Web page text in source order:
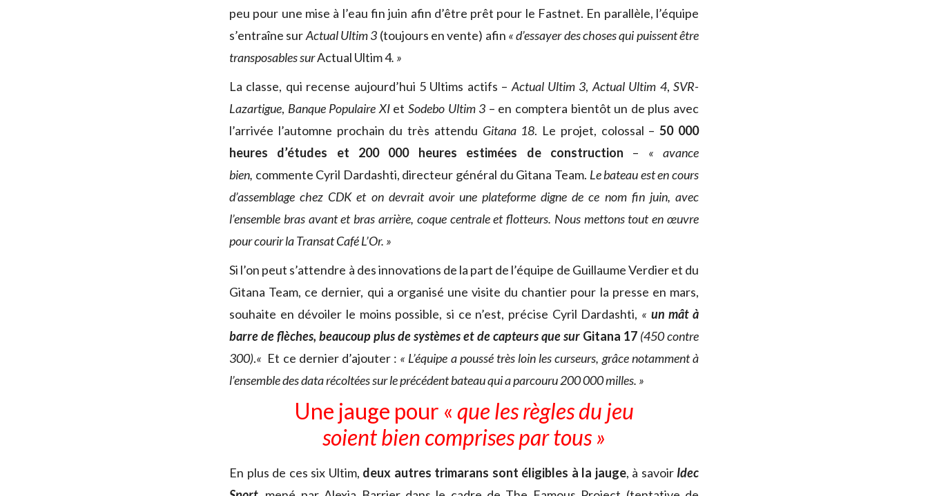
peu pour une mise à l’eau fin juin afin d’être prêt pour le Fastnet. En parallèle, l’équipe
s’entraîne surActual Ultim 3 (toujours en vente) afin « d’essayer des choses qui puissent être
transposables surActual Ultim 4. »
La classe, qui recense aujourd’hui 5 Ultims actifs – Actual Ultim 3, Actual Ultim 4,SVR-
Lazartigue, Banque Populaire XIetSodebo Ultim 3 – en comptera bientôt un de plus avec
l’arrivée l’automne prochain du très attendu Gitana 18. Le projet, colossal –50 000
heures d’études et 200 000 heures estimées de construction – « avance
bien, commente Cyril Dardashti, directeur général du Gitana Team. Le bateau est en cours
d’assemblage chez CDK et on devrait avoir une plateforme digne de ce nom fin juin, avec
l’ensemble bras avant et bras arrière, coque centrale et flotteurs. Nous mettons tout en œuvre
pour courir la Transat Café L’Or. »
Si l’on peut s’attendre à des innovations de la part de l’équipe de Guillaume Verdier et du
Gitana Team, ce dernier, qui a organisé une visite du chantier pour la presse en mars,
souhaite en dévoiler le moins possible, si ce n’est, précise Cyril Dardashti, « un mât à
barre de flèches, beaucoup plus de systèmes et de capteurs que sur Gitana 17(450 contre
300).« Et ce dernier d’ajouter : « L’équipe a poussé très loin les curseurs, grâce notamment à
l’ensemble des data récoltées sur le précédent bateauqui a parcouru 200 000 milles. »
Une jauge pour « que les règles du jeu
soient bien comprises par tous »
En plus de ces six Ultim, deux autres trimarans sont éligibles à la jauge, à savoir Idec